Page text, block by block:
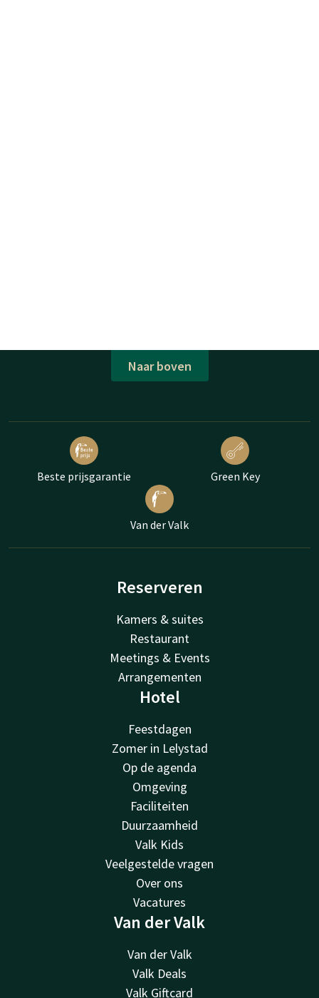
Naar boven
Beste prijsgarantie Green Key
Van der Valk
Reserveren
Kamers & suites
Restaurant
Meetings & Events
Arrangementen
Hotel
Feestdagen
Zomer in Lelystad
Op de agenda
Omgeving
Faciliteiten
Duurzaamheid
Valk Kids
Veelgestelde vragen
Over ons
Vacatures
Van der Valk
Van der Valk
Valk Deals
Valk Giftcard